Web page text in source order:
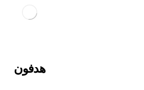
هدفون